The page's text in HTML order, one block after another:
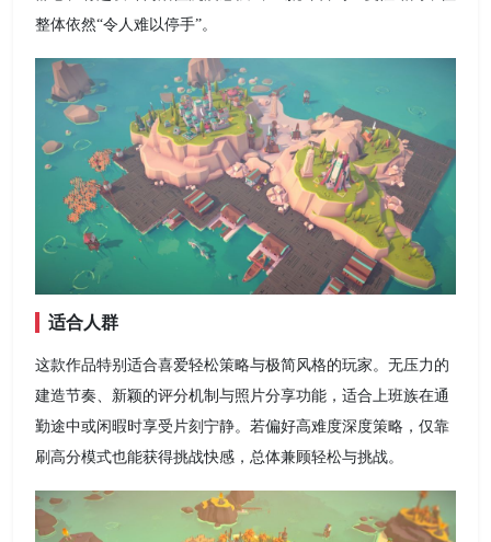
整体依然“令人难以停手”。
适合人群
这款作品特别适合喜爱轻松策略与极简风格的玩家。无压力的
建造节奏、新颖的评分机制与照片分享功能，适合上班族在通
勤途中或闲暇时享受片刻宁静。若偏好高难度深度策略，仅靠
刷高分模式也能获得挑战快感，总体兼顾轻松与挑战。